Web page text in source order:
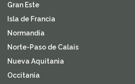
Gran Este
Isla de Francia
Normandía
Norte-Paso de Calais
Nueva Aquitania
Occitania